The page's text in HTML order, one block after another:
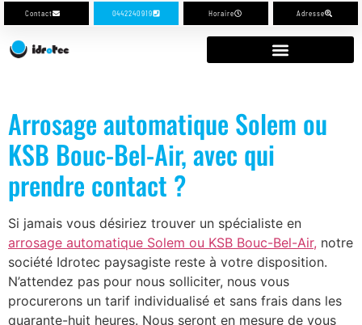
Contact 0442240919 Horaire Adresse
Arrosage automatique Solem ou
KSB Bouc-Bel-Air, avec qui
prendre contact ?
Si jamais vous désiriez trouver un spécialiste en
arrosage automatique Solem ou KSB Bouc-Bel-Air, notre
société Idrotec paysagiste reste à votre disposition.
N’attendez pas pour nous solliciter, nous vous
procurerons un tarif individualisé et sans frais dans les
quarante-huit heures. Nous seront en mesure de vous